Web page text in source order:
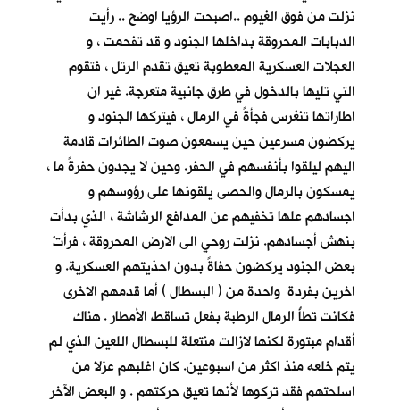
نزلت من فوق الغيوم ..اصبحت الرؤيا اوضح .. رأيت
الدبابات المحروقة بداخلها الجنود و قد تفحمت ، و
العجلات العسكرية المعطوبة تعيق تقدم الرتل ، فتقوم
التي تليها بالدخول في طرق جانبية متعرجة. غير ان
اطاراتها تنغرس فجأةً في الرمال ، فيتركها الجنود و
يركضون مسرعين حين يسمعون صوت الطائرات قادمة
اليهم ليلقوا بأنفسهم في الحفر. وحين لا يجدون حفرةً ما ،
يمسكون بالرمال والحصى يلقونها على رؤوسهم و
اجسادهم علها تخفيهم عن المدافع الرشاشة ، الذي بدأت
بنهش أجسادهم. نزلت روحي الى الارض المحروقة ، فرأتْ
بعض الجنود يركضون حفاةً بدون احذيتهم العسكرية. و
اخرين بفردة واحدة من ( البسطال ) أما قدمهم الاخرى
فكانت تطأُ الرمال الرطبة بفعل تساقط الأمطار . هناك
أقدام مبتورة لكنها لازالت منتعلة للبسطال اللعين الذي لم
يتم خلعه منذ اكثر من اسبوعين. كان اغلبهم عزلا من
اسلحتهم فقد تركوها لأنها تعيق حركتهم . و البعض الآخر